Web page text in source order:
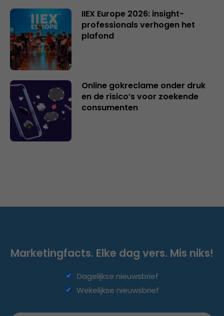
IIEX Europe 2026: insight-
professionals verhogen het
plafond
Online gokreclame onder druk
en de risico’s voor zoekende
consumenten
Marketingfacts. Elke dag vers. Mis niks!
Dagelijkse nieuwsbrief
Wekelijkse nieuwsbrief